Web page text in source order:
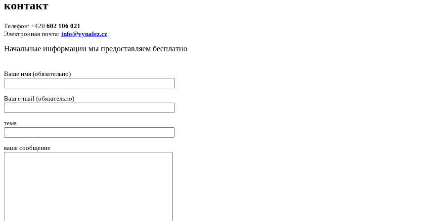
контакт
Телефон: +420 602 106 021
Электронная почта: info@vynalez.cz
Начальные информации мы предоставляем беcплатно
Ваше имя (обязательно)
Ваш e-mail (обязательно)
тема
ваше сообщение